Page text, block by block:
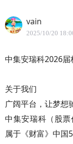
vain
2025/10/20
中集安瑞科2026
关于我们
广阔平台，让梦想
中集安瑞科（股
属于《财富》中国